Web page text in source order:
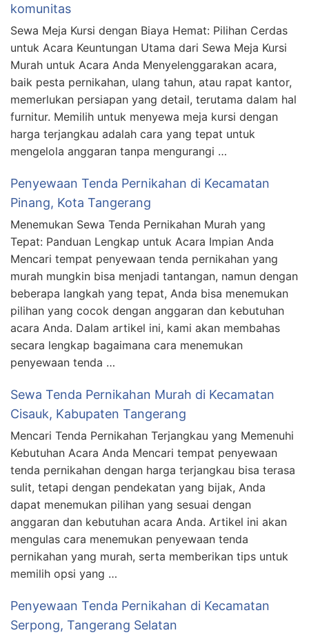
komunitas
Sewa Meja Kursi dengan Biaya Hemat: Pilihan Cerdas
untuk Acara Keuntungan Utama dari Sewa Meja Kursi
Murah untuk Acara Anda Menyelenggarakan acara,
baik pesta pernikahan, ulang tahun, atau rapat kantor,
memerlukan persiapan yang detail, terutama dalam hal
furnitur. Memilih untuk menyewa meja kursi dengan
harga terjangkau adalah cara yang tepat untuk
mengelola anggaran tanpa mengurangi …
Penyewaan Tenda Pernikahan di Kecamatan
Pinang, Kota Tangerang
Menemukan Sewa Tenda Pernikahan Murah yang
Tepat: Panduan Lengkap untuk Acara Impian Anda
Mencari tempat penyewaan tenda pernikahan yang
murah mungkin bisa menjadi tantangan, namun dengan
beberapa langkah yang tepat, Anda bisa menemukan
pilihan yang cocok dengan anggaran dan kebutuhan
acara Anda. Dalam artikel ini, kami akan membahas
secara lengkap bagaimana cara menemukan
penyewaan tenda …
Sewa Tenda Pernikahan Murah di Kecamatan
Cisauk, Kabupaten Tangerang
Mencari Tenda Pernikahan Terjangkau yang Memenuhi
Kebutuhan Acara Anda Mencari tempat penyewaan
tenda pernikahan dengan harga terjangkau bisa terasa
sulit, tetapi dengan pendekatan yang bijak, Anda
dapat menemukan pilihan yang sesuai dengan
anggaran dan kebutuhan acara Anda. Artikel ini akan
mengulas cara menemukan penyewaan tenda
pernikahan yang murah, serta memberikan tips untuk
memilih opsi yang …
Penyewaan Tenda Pernikahan di Kecamatan
Serpong, Tangerang Selatan